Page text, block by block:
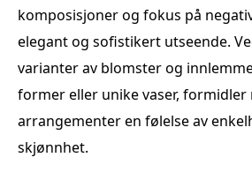
komposisjoner og fokus på
elegant og sofistikert utseende.
varianter av blomster og
former eller unike vaser,
arrangementer en følelse av
skjønnhet.